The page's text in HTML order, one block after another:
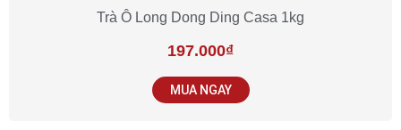
Trà Ô Long Dong Ding Casa 1kg
197.000₫
MUA NGAY